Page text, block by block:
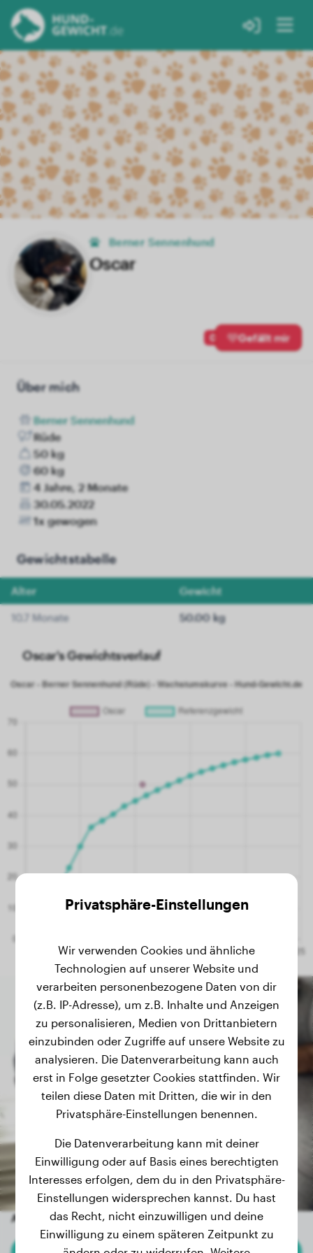
Berner Sennenhund
Oscar
0 Gefällt mir
Über mich
Berner Sennenhund
Rüde
50 kg
60 kg
4 Jahre, 2 Monate
30.05.2022
1x gewogen
Gewichtstabelle
Alter Gewicht
10.7 Monate 50.00 kg
Oscar's Gewichtsverlauf
Andere zufällige Hunde
Privatsphäre-Einstellungen
Wir verwenden Cookies und ähnliche
Technologien auf unserer Website und
verarbeiten personenbezogene Daten von dir
(z.B. IP-Adresse), um z.B. Inhalte und Anzeigen
zu personalisieren, Medien von Drittanbietern
einzubinden oder Zugriffe auf unsere Website zu
analysieren. Die Datenverarbeitung kann auch
erst in Folge gesetzter Cookies stattfinden. Wir
teilen diese Daten mit Dritten, die wir in den
Privatsphäre-Einstellungen benennen.
Die Datenverarbeitung kann mit deiner
Einwilligung oder auf Basis eines berechtigten
Interesses erfolgen, dem du in den Privatsphäre-
Einstellungen widersprechen kannst. Du hast
das Recht, nicht einzuwilligen und deine
Einwilligung zu einem späteren Zeitpunkt zu